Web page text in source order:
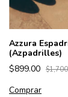
Azzura
(Azpadrilles)
$899.00
Comprar